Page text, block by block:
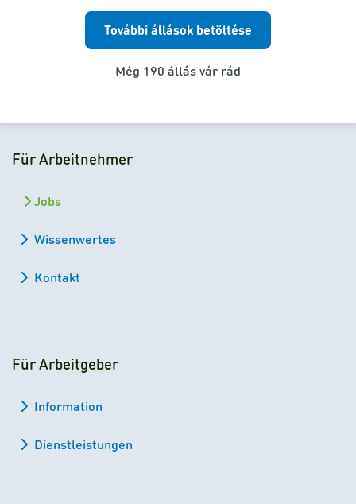
További állások betöltése
Még 190 állás vár rád
Für Arbeitnehmer
Jobs
Wissenwertes
Kontakt
Für Arbeitgeber
Information
Dienstleistungen